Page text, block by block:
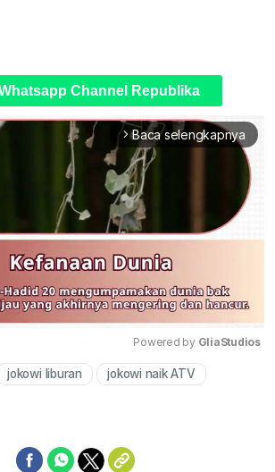
Channel Republika
arrow_forward_ios Baca selengkapnya
Mute
Powered by GliaStudios
jokowi liburan jokowi naik ATV